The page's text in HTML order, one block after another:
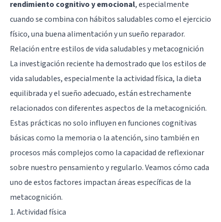
rendimiento cognitivo y emocional, especialmente
cuando se combina con hábitos saludables como el ejercicio
físico, una buena alimentación y un sueño reparador.
Relación entre estilos de vida saludables y metacognición
La investigación reciente ha demostrado que los estilos de
vida saludables, especialmente la actividad física, la dieta
equilibrada y el sueño adecuado, están estrechamente
relacionados con diferentes aspectos de la metacognición.
Estas prácticas no solo influyen en funciones cognitivas
básicas como la memoria o la atención, sino también en
procesos más complejos como la capacidad de reflexionar
sobre nuestro pensamiento y regularlo. Veamos cómo cada
uno de estos factores impactan áreas específicas de la
metacognición.
1. Actividad física